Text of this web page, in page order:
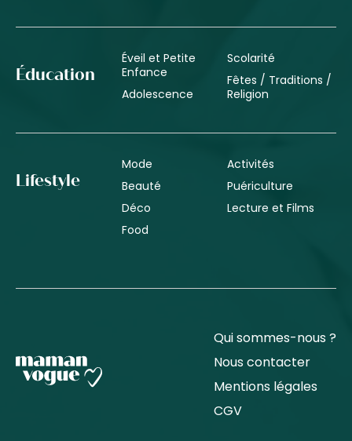
Éducation
Éveil et Petite
Enfance
Adolescence
Scolarité
Fêtes / Traditions /
Religion
Lifestyle
Mode
Beauté
Déco
Food
Activités
Puériculture
Lecture et Films
Qui sommes-nous ?
Nous contacter
Mentions légales
CGV